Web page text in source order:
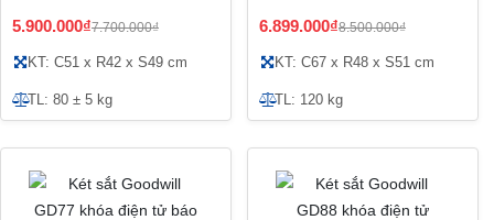
5.900.000₫7.700.000₫
KT: C51 x R42 x S49 cm
TL: 80 ± 5 kg
6.899.000₫8.500.000₫
KT: C67 x R48 x S51 cm
TL: 120 kg